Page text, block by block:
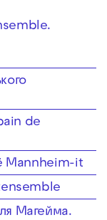
de
i Ansamblit Qytetit të Mannheim-it
Магейма.